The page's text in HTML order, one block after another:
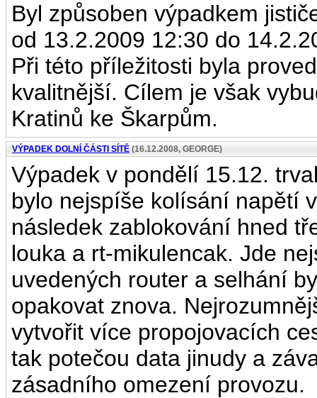
Byl způsoben výpadkem
od 13.2.2009 12:30 do
Při této příležitosti byla
kvalitnější. Cílem je však
Kratinů ke Škarpům.
VÝPADEK DOLNÍ ČÁSTI SÍTĚ (16.12.2008, GEORGE)
Výpadek v pondělí 15.12.
bylo nejspíše kolísání napětí
následek zablokování hned
louka a rt-mikulencak. Jde
uvedených router a selhání
opakovat znova.
vytvořit více propojovacích
tak potečou data jinudy a
zásadního omezení provozu.